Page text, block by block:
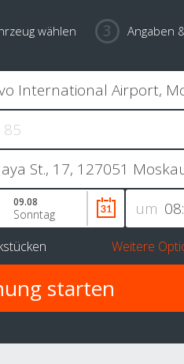
wählen Angaben
um
09.08
Sonntag
Weitere